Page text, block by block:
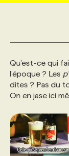
PRIX
GEO/
PROFIL
FAQ
NOS
NOS
CHASSE DE
SERVICE
NOS
NOS
Qu’est-ce qui
l’époque ? Les
dites ? Pas du
On en jase ici